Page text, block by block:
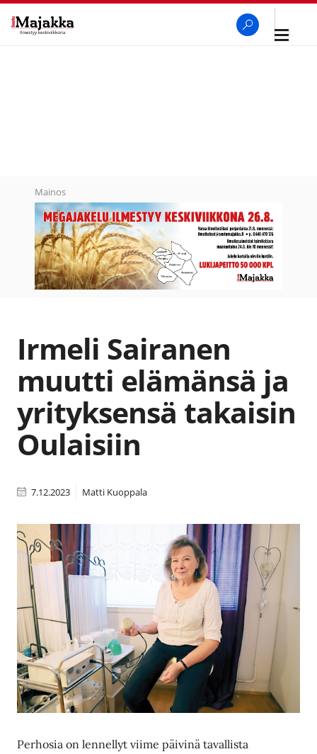
Avaa
Mainos
Irmeli Sairanen
muutti elämänsä ja
yrityksensä takaisin
Oulaisiin
7.12.2023 Matti Kuoppala
Perhosia on lennellyt viime päivinä tavallista